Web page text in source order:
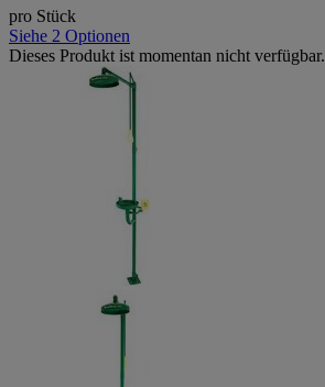
pro Stück
Siehe 2 Optionen
Dieses Produkt ist momentan nicht verfügbar.